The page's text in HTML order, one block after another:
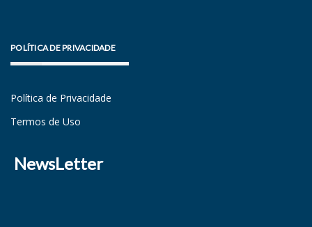
POLÍTICA DE PRIVACIDADE
Política de Privacidade
Termos de Uso
NewsLetter